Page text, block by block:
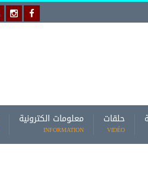
حلقات
VIDÉO
معلومات الكترونية
INFORMATION